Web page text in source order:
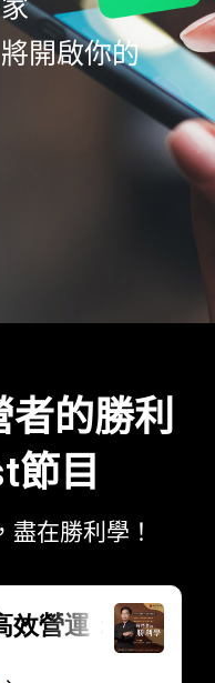
開啟你的
的勝利
節目
在勝利學！